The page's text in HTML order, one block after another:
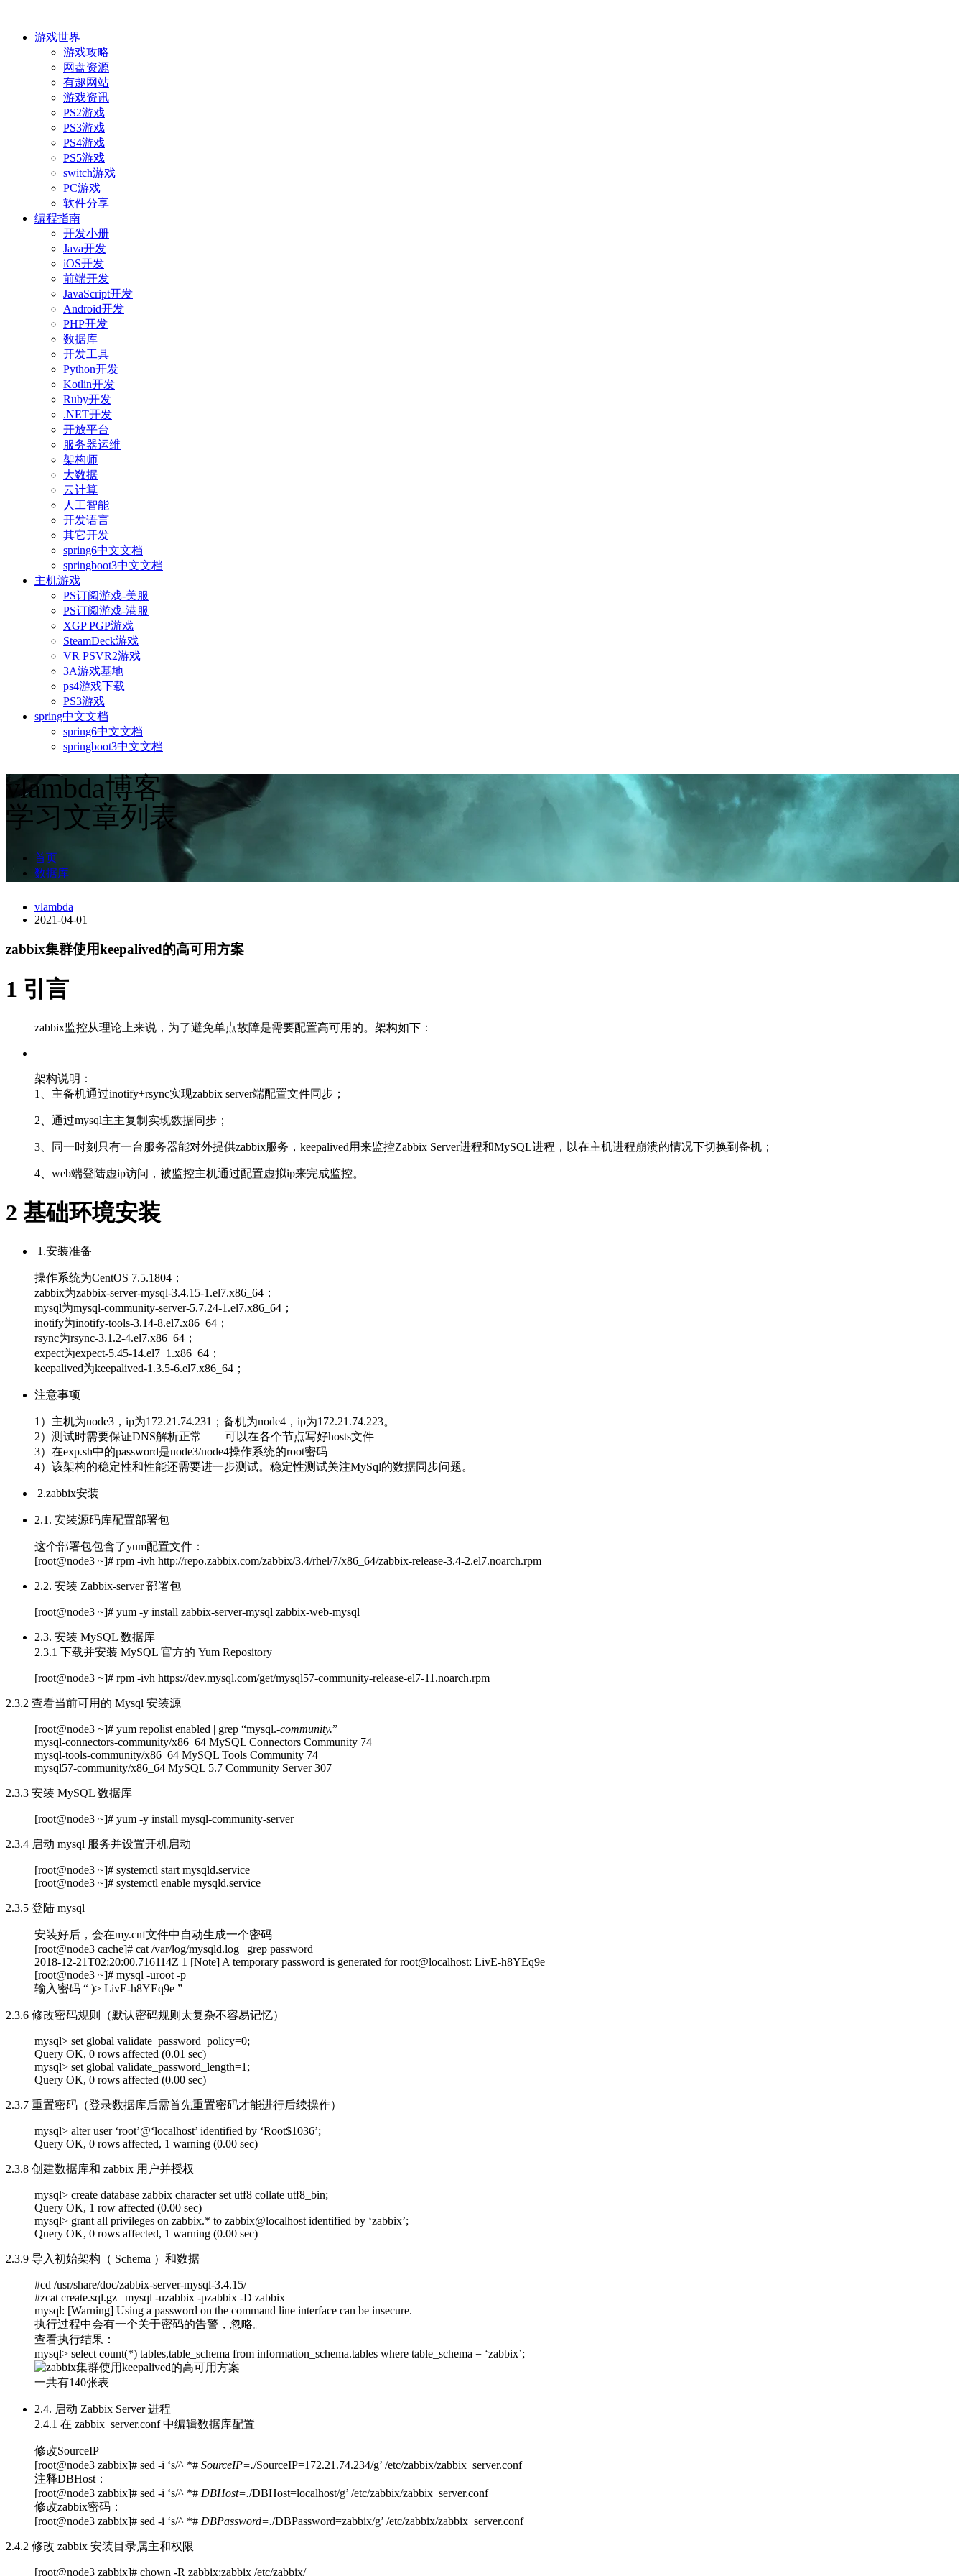
游戏世界
游戏攻略
网盘资源
有趣网站
游戏资讯
PS2游戏
PS3游戏
PS4游戏
PS5游戏
switch游戏
PC游戏
软件分享
编程指南
开发小册
Java开发
iOS开发
前端开发
JavaScript开发
Android开发
PHP开发
数据库
开发工具
Python开发
Kotlin开发
Ruby开发
.NET开发
开放平台
服务器运维
架构师
大数据
云计算
人工智能
开发语言
其它开发
spring6中文文档
springboot3中文文档
主机游戏
PS订阅游戏-美服
PS订阅游戏-港服
XGP PGP游戏
SteamDeck游戏
VR PSVR2游戏
3A游戏基地
ps4游戏下载
PS3游戏
spring中文文档
spring6中文文档
springboot3中文文档
vlambda博客
学习文章列表
首页
数据库
vlambda
2021-04-01
zabbix集群使用keepalived的高可用方案
1 引言
zabbix监控从理论上来说，为了避免单点故障是需要配置高可用的。架构如下：
架构说明：
1、主备机通过inotify+rsync实现zabbix server端配置文件同步；
2、通过mysql主主复制实现数据同步；
3、同一时刻只有一台服务器能对外提供zabbix服务，keepalived用来监控Zabbix Server进程和MySQL进程，以在主机进程崩溃的情况下切换到备机；
4、web端登陆虚ip访问，被监控主机通过配置虚拟ip来完成监控。
2 基础环境安装
1.安装准备
操作系统为CentOS 7.5.1804；
zabbix为zabbix-server-mysql-3.4.15-1.el7.x86_64；
mysql为mysql-community-server-5.7.24-1.el7.x86_64；
inotify为inotify-tools-3.14-8.el7.x86_64；
rsync为rsync-3.1.2-4.el7.x86_64；
expect为expect-5.45-14.el7_1.x86_64；
keepalived为keepalived-1.3.5-6.el7.x86_64；
注意事项
1）主机为node3，ip为172.21.74.231；备机为node4，ip为172.21.74.223。
2）测试时需要保证DNS解析正常——可以在各个节点写好hosts文件
3）在exp.sh中的password是node3/node4操作系统的root密码
4）该架构的稳定性和性能还需要进一步测试。稳定性测试关注MySql的数据同步问题。
2.zabbix安装
2.1. 安装源码库配置部署包
这个部署包包含了yum配置文件：
[root@node3 ~]# rpm -ivh http://repo.zabbix.com/zabbix/3.4/rhel/7/x86_64/zabbix-release-3.4-2.el7.noarch.rpm
2.2. 安装 Zabbix-server 部署包
[root@node3 ~]# yum -y install zabbix-server-mysql zabbix-web-mysql
2.3. 安装 MySQL 数据库
2.3.1 下载并安装 MySQL 官方的 Yum Repository
[root@node3 ~]# rpm -ivh https://dev.mysql.com/get/mysql57-community-release-el7-11.noarch.rpm
2.3.2 查看当前可用的 Mysql 安装源
[root@node3 ~]# yum repolist enabled | grep “mysql.-community.”
mysql-connectors-community/x86_64 MySQL Connectors Community 74
mysql-tools-community/x86_64 MySQL Tools Community 74
mysql57-community/x86_64 MySQL 5.7 Community Server 307
2.3.3 安装 MySQL 数据库
[root@node3 ~]# yum -y install mysql-community-server
2.3.4 启动 mysql 服务并设置开机启动
[root@node3 ~]# systemctl start mysqld.service
[root@node3 ~]# systemctl enable mysqld.service
2.3.5 登陆 mysql
安装好后，会在my.cnf文件中自动生成一个密码
[root@node3 cache]# cat /var/log/mysqld.log | grep password
2018-12-21T02:20:00.716114Z 1 [Note] A temporary password is generated for root@localhost: LivE-h8YEq9e
[root@node3 ~]# mysql -uroot -p
输入密码 “ )> LivE-h8YEq9e ”
2.3.6 修改密码规则（默认密码规则太复杂不容易记忆）
mysql> set global validate_password_policy=0;
Query OK, 0 rows affected (0.01 sec)
mysql> set global validate_password_length=1;
Query OK, 0 rows affected (0.00 sec)
2.3.7 重置密码（登录数据库后需首先重置密码才能进行后续操作）
mysql> alter user ‘root’@‘localhost’ identified by ‘Root$1036’;
Query OK, 0 rows affected, 1 warning (0.00 sec)
2.3.8 创建数据库和 zabbix 用户并授权
mysql> create database zabbix character set utf8 collate utf8_bin;
Query OK, 1 row affected (0.00 sec)
mysql> grant all privileges on zabbix.* to zabbix@localhost identified by ‘zabbix’;
Query OK, 0 rows affected, 1 warning (0.00 sec)
2.3.9 导入初始架构（ Schema ）和数据
#cd /usr/share/doc/zabbix-server-mysql-3.4.15/
#zcat create.sql.gz | mysql -uzabbix -pzabbix -D zabbix
mysql: [Warning] Using a password on the command line interface can be insecure.
执行过程中会有一个关于密码的告警，忽略。
查看执行结果：
mysql> select count(*) tables,table_schema from information_schema.tables where table_schema = ‘zabbix’;
一共有140张表
2.4. 启动 Zabbix Server 进程
2.4.1 在 zabbix_server.conf 中编辑数据库配置
修改SourceIP
[root@node3 zabbix]# sed -i ‘s/^ *# SourceIP=./SourceIP=172.21.74.234/g’ /etc/zabbix/zabbix_server.conf
注释DBHost：
[root@node3 zabbix]# sed -i ‘s/^ *# DBHost=./DBHost=localhost/g’ /etc/zabbix/zabbix_server.conf
修改zabbix密码：
[root@node3 zabbix]# sed -i ‘s/^ *# DBPassword=./DBPassword=zabbix/g’ /etc/zabbix/zabbix_server.conf
2.4.2 修改 zabbix 安装目录属主和权限
[root@node3 zabbix]# chown -R zabbix:zabbix /etc/zabbix/